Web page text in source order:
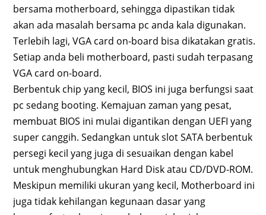
bersama motherboard, sehingga dipastikan tidak
akan ada masalah bersama pc anda kala digunakan.
Terlebih lagi, VGA card on-board bisa dikatakan gratis.
Setiap anda beli motherboard, pasti sudah terpasang
VGA card on-board.
Berbentuk chip yang kecil, BIOS ini juga berfungsi saat
pc sedang booting. Kemajuan zaman yang pesat,
membuat BIOS ini mulai digantikan dengan UEFI yang
super canggih. Sedangkan untuk slot SATA berbentuk
persegi kecil yang juga di sesuaikan dengan kabel
untuk menghubungkan Hard Disk atau CD/DVD-ROM.
Meskipun memiliki ukuran yang kecil, Motherboard ini
juga tidak kehilangan kegunaan dasar yang